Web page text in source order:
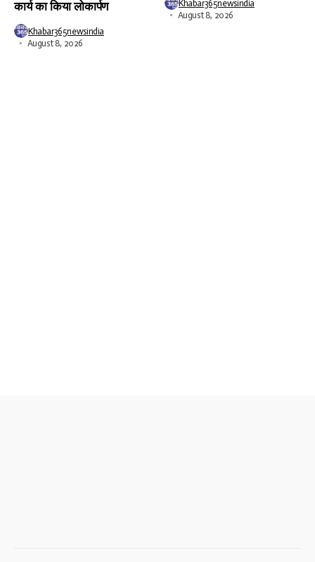
कार्य का किया लोकार्पण
Khabar365newsindia
August 8, 2026
Khabar365newsindia
August 8, 2026